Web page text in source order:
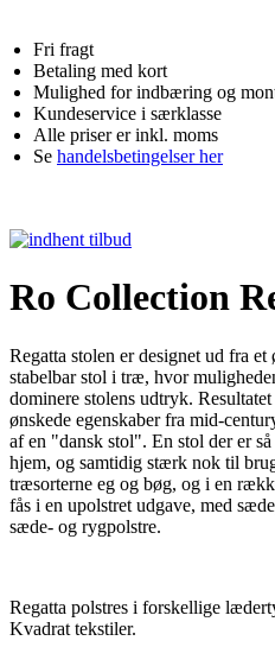
Fri fragt
Betaling med kort
Mulighed for indbæring og
Kundeservice i særklasse
Alle priser er inkl. moms
Se handelsbetingelser her
Ro Collection
Regatta stolen er designet ud fra et
stabelbar stol i træ, hvor
dominere stolens udtryk.
ønskede egenskaber fra mid-
af en "dansk stol". En stol der er
hjem, og samtidig stærk nok til
træsorterne eg og bøg, og i en
fås i en upolstret udgave, med
sæde- og rygpolstre.
Regatta polstres i forskellige
Kvadrat tekstiler.